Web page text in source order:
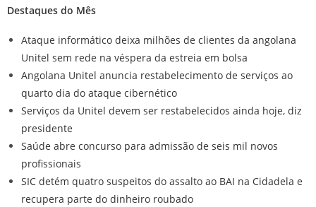
Destaques do Mês
Ataque informático deixa milhões de clientes da angolana
Unitel sem rede na véspera da estreia em bolsa
Angolana Unitel anuncia restabelecimento de serviços ao
quarto dia do ataque cibernético
Serviços da Unitel devem ser restabelecidos ainda hoje, diz
presidente
Saúde abre concurso para admissão de seis mil novos
profissionais
SIC detém quatro suspeitos do assalto ao BAI na Cidadela e
recupera parte do dinheiro roubado